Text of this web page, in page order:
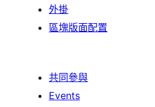
外掛
區塊版面配置
共同參與
Events